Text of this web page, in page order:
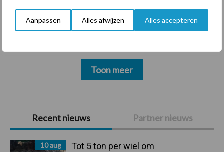
Aanpassen Alles afwijzen Alles accepteren
Primaire
Sidebar
Recent nieuws Partner nieuws
10 aug
Tot 5 ton per wiel om
Bedrijfsnieuws
Toon meer